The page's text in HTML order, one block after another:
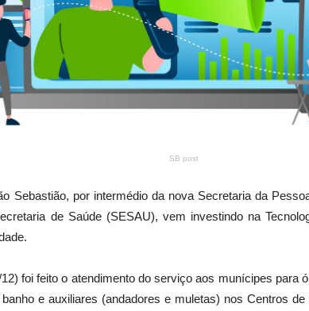
SB post
Sebastião, por intermédio da nova Secretaria da
de Saúde (SESAU), vem investindo na
foi feito o atendimento do serviço aos munícipes para
e auxiliares (andadores e muletas) nos Centros